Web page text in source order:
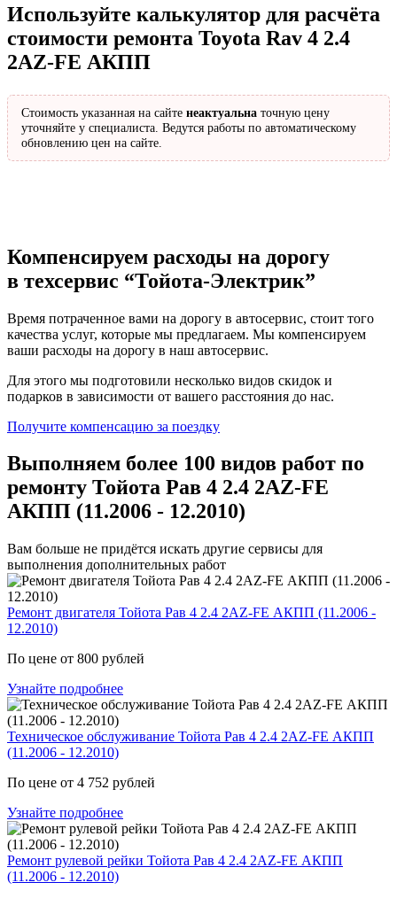
Используйте калькулятор для расчёта
стоимости ремонта Toyota Rav 4 2.4
2AZ-FE АКПП
Стоимость указанная на сайте неактуальна точную цену
уточняйте у специалиста. Ведутся работы по автоматическому
обновлению цен на сайте.
Компенсируем расходы на дорогу
в техсервис “Тойота-Электрик”
Время потраченное вами на дорогу в автосервис, стоит того
качества услуг, которые мы предлагаем. Мы компенсируем
ваши расходы на дорогу в наш автосервис.
Для этого мы подготовили несколько видов скидок и
подарков в зависимости от вашего расстояния до нас.
Получите компенсацию за поездку
Выполняем более 100 видов работ по
ремонту Тойота Рав 4 2.4 2AZ-FE
АКПП (11.2006 - 12.2010)
Вам больше не придётся искать другие сервисы для
выполнения дополнительных работ
Ремонт двигателя Тойота Рав 4 2.4 2AZ-FE АКПП (11.2006 -
12.2010)
По цене от 800 рублей
Узнайте подробнее
Техническое обслуживание Тойота Рав 4 2.4 2AZ-FE АКПП
(11.2006 - 12.2010)
По цене от 4 752 рублей
Узнайте подробнее
Ремонт рулевой рейки Тойота Рав 4 2.4 2AZ-FE АКПП
(11.2006 - 12.2010)